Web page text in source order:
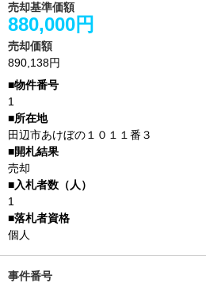
売却基準価額
880,000円
売却価額
890,138円
1
田辺市あけぼの１０１１番３
売却
1
個人
事件番号